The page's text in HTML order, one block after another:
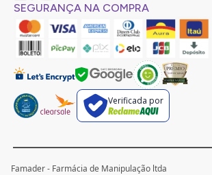
SEGURANÇA NA COMPRA
Verificada por
Famader - Farmácia de Manipulação ltda